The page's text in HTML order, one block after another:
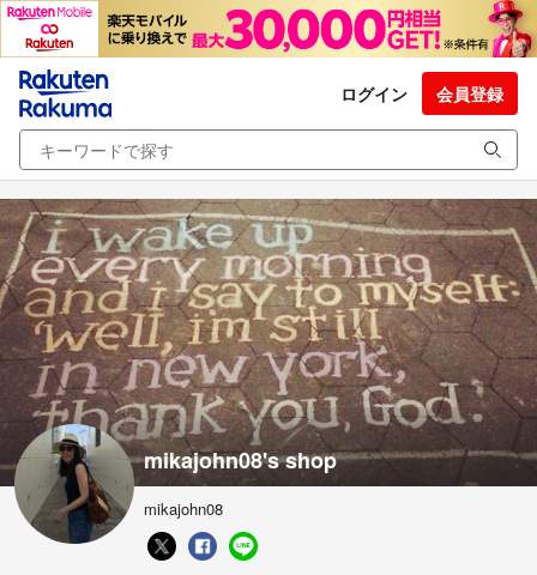
ログイン 会員登録
mikajohn08's shop
mikajohn08